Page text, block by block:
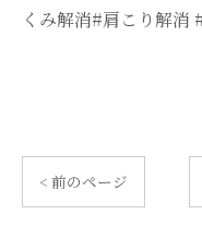
くみ解消#肩こり解消
< 前のページ